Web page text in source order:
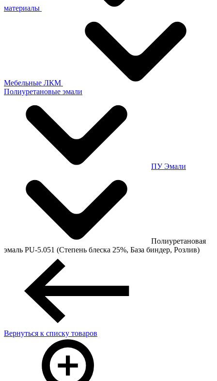
материалы
Мебельные ЛКМ
Полиуретановые эмали
ПУ Эмали
Полиуретановая
эмаль PU-5.051 (Степень блеска 25%, База биндер, Розлив)
Вернуться к списку товаров